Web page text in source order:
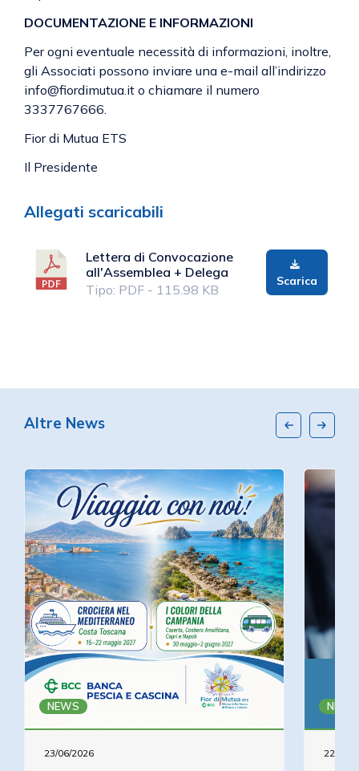
DOCUMENTAZIONE E INFORMAZIONI
Per ogni eventuale necessità di informazioni, inoltre,
gli Associati possono inviare una e-mail all’indirizzo
info@fiordimutua.it o chiamare il numero
3337767666.
Fior di Mutua ETS
Il Presidente
Allegati scaricabili
Lettera di Convocazione
all'Assemblea + Delega
Tipo: PDF - 115.98 KB
Scarica
Altre News
NEWS
23/06/2026
NEWS
22/05/